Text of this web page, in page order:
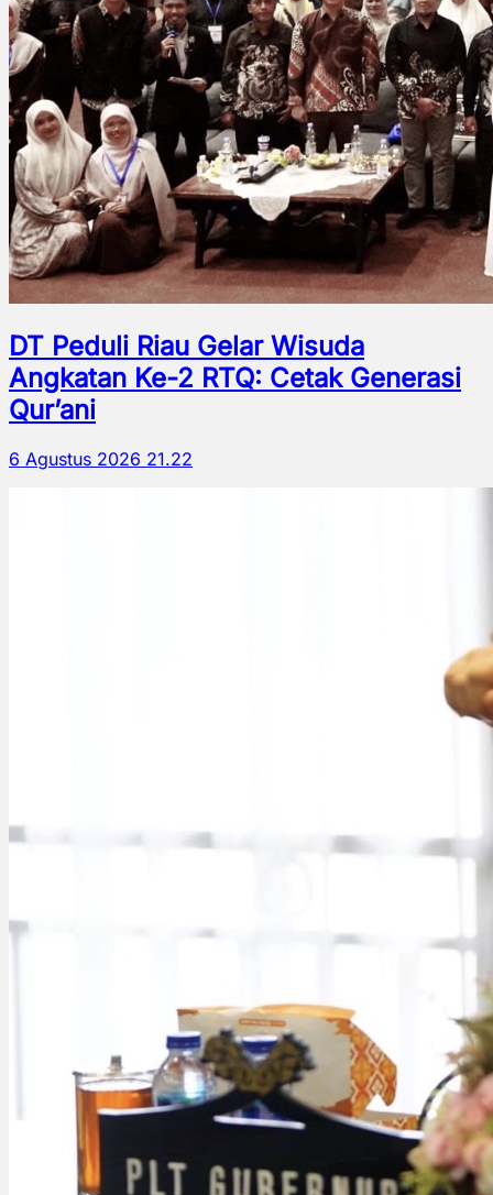
DT Peduli Riau Gelar Wisuda
Angkatan Ke-2 RTQ: Cetak Generasi
Qur’ani
6 Agustus 2026 21.22